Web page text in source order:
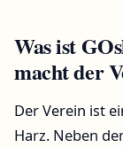
Was ist
macht der
Der Verein ist
Harz. Neben